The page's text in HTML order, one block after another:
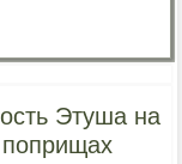
Этуша на
поприщах